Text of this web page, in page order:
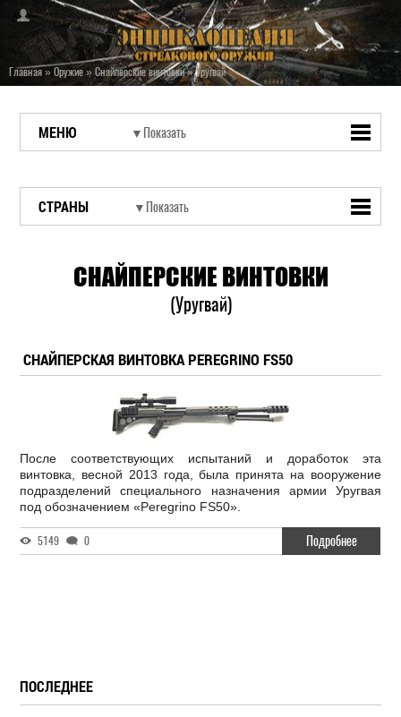
Главная»Оружие» Снайперские винтовки»Уругвай
МЕНЮ
СТРАНЫ
СНАЙПЕРСКИЕ ВИНТОВКИ
(Уругвай)
СНАЙПЕРСКАЯ ВИНТОВКА PEREGRINO FS50
После соответствующих испытаний и доработок эта
винтовка, весной 2013 года, была принята на вооружение
подразделений специального назначения армии Уругвая
под обозначением «Peregrino FS50».
5149 0 Подробнее
ПОСЛЕДНЕЕ